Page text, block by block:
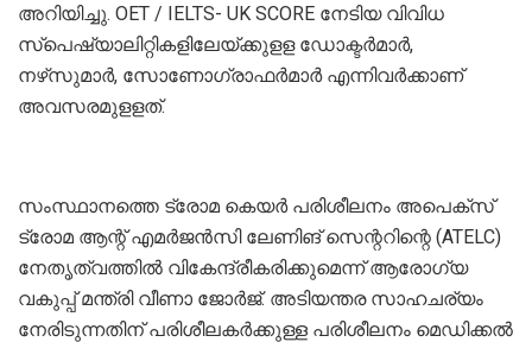
അറിയിച്ചു. OET / IELTS- UK SCORE നേടിയ വിവിധ
സ്‌പെഷ്യാലിറ്റികളിലേയ്ക്കുളള ഡോക്ടർമാർ,
നഴ്‌സുമാർ, സോണോഗ്രാഫർമാർ എന്നിവർക്കാണ്
അവസരമുളളത്.
സംസ്ഥാനത്തെ ട്രോമ കെയർ പരിശീലനം അപെക്സ്
ട്രോമ ആന്റ് എമർജൻസി ലേണിങ് സെന്ററിന്റെ (ATELC)
നേതൃത്വത്തിൽ വികേന്ദ്രീകരിക്കുമെന്ന് ആരോഗ്യ
വകുപ്പ് മന്ത്രി വീണാ ജോർജ്. അടിയന്തര സാഹചര്യം
നേരിടുന്നതിന് പരിശീലകർക്കുള്ള പരിശീലനം മെഡിക്കൽ